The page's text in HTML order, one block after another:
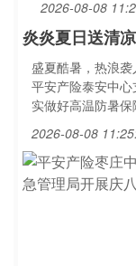
2026-08-08
炎炎夏日送清
盛夏酷暑，热浪袭
平安产险泰安中
实做好高温防暑
2026-08-08